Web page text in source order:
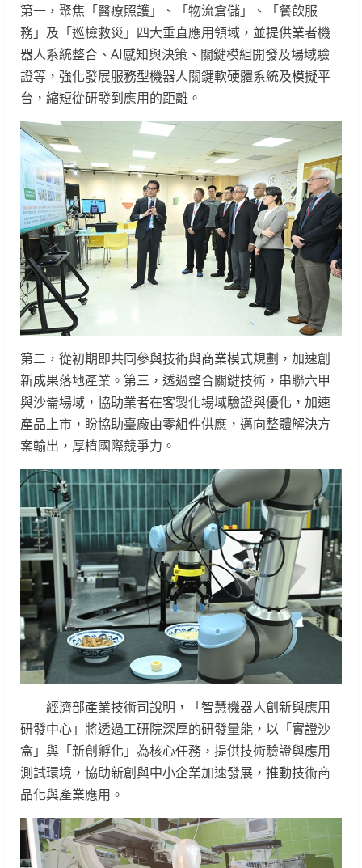
第一，聚焦「醫療照護」、「物流倉儲」、「餐飲服
務」及「巡檢救災」四大垂直應用領域，並提供業者機
器人系統整合、AI感知與決策、關鍵模組開發及場域驗
證等，強化發展服務型機器人關鍵軟硬體系統及模擬平
台，縮短從研發到應用的距離。
第二，從初期即共同參與技術與商業模式規劃，加速創
新成果落地產業。第三，透過整合關鍵技術，串聯六甲
與沙崙場域，協助業者在客製化場域驗證與優化，加速
產品上市，盼協助臺廠由零組件供應，邁向整體解決方
案輸出，厚植國際競爭力。
經濟部產業技術司說明，「智慧機器人創新與應用
研發中心」將透過工研院深厚的研發量能，以「實證沙
盒」與「新創孵化」為核心任務，提供技術驗證與應用
測試環境，協助新創與中小企業加速發展，推動技術商
品化與產業應用。